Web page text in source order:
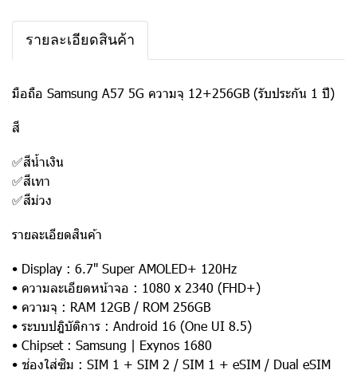
รายละเอียดสินค้า
มือถือ Samsung A57 5G ความจุ 12+256GB (รับประกัน 1 ปี)
สี
✅สีน้ำเงิน
✅สีเทา
✅สีม่วง
รายละเอียดสินค้า
• Display : 6.7" Super AMOLED+ 120Hz
• ความละเอียดหน้าจอ : 1080 x 2340 (FHD+)
• ความจุ : RAM 12GB / ROM 256GB
• ระบบปฎิบัติการ : Android 16 (One UI 8.5)
• Chipset : Samsung | Exynos 1680
• ช่องใส่ซิม : SIM 1 + SIM 2 / SIM 1 + eSIM / Dual eSIM